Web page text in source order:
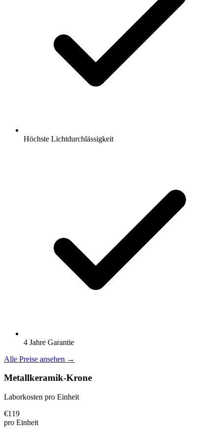
Höchste Lichtdurchlässigkeit
4 Jahre Garantie
Alle Preise ansehen →
Metallkeramik-Krone
Laborkosten pro Einheit
€119
pro Einheit